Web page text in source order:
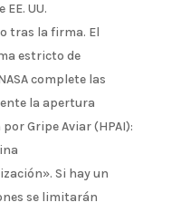
UU.
tras la firma. El
estricto de
complete las
la apertura
Gripe Aviar (HPAI):
Si hay un
se limitarán